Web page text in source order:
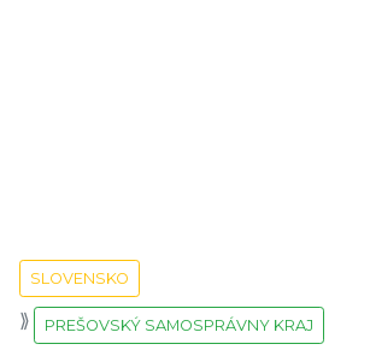
SLOVENSKO
PREŠOVSKÝ SAMOSPRÁVNY KRAJ